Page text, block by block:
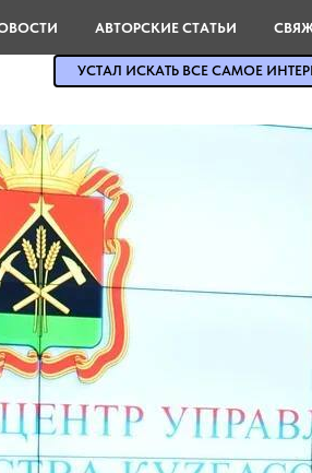
АВТОРСКИЕ СТАТЬИ
УСТАЛ ИСКАТЬ ВСЕ САМОЕ